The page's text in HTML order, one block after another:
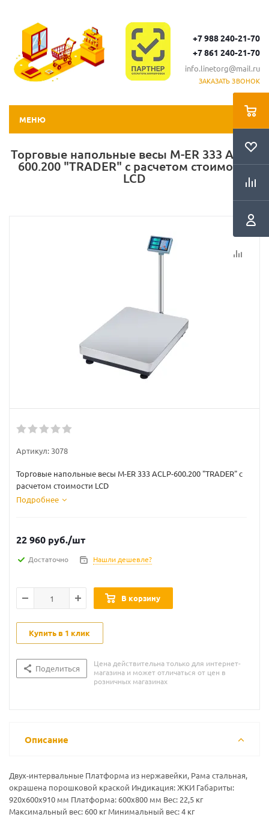
+7 988 240-21-70
+7 861 240-21-70
info.linetorg@mail.ru
ЗАКАЗАТЬ ЗВОНОК
МЕНЮ
Торговые напольные весы M-ER 333 ACLP-
600.200 "TRADER" с расчетом стоимости
LCD
Артикул: 3078
Торговые напольные весы M-ER 333 ACLP-600.200 "TRADER" с
расчетом стоимости LCD
Подробнее
22 960 руб./шт
Достаточно Нашли дешевле?
В корзину
Купить в 1 клик
Поделиться
Цена действительна только для интернет-
магазина и может отличаться от цен в
розничных магазинах
Описание
Двух-интервальные Платформа из нержавейки, Рама стальная,
окрашена порошковой краской Индикация: ЖКИ Габариты:
920х600х910 мм Платформа: 600x800 мм Вес: 22,5 кг
Максимальный вес: 600 кг Минимальный вес: 4 кг